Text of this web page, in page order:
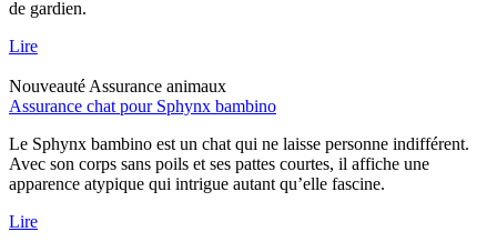
de gardien.
Lire
Nouveauté Assurance animaux
Assurance chat pour Sphynx bambino
Le Sphynx bambino est un chat qui ne laisse personne indifférent.
Avec son corps sans poils et ses pattes courtes, il affiche une
apparence atypique qui intrigue autant qu’elle fascine.
Lire